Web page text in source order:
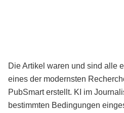
Die Artikel waren und sind alle
eines der modernsten
PubSmart erstellt. KI im
bestimmten Bedingungen